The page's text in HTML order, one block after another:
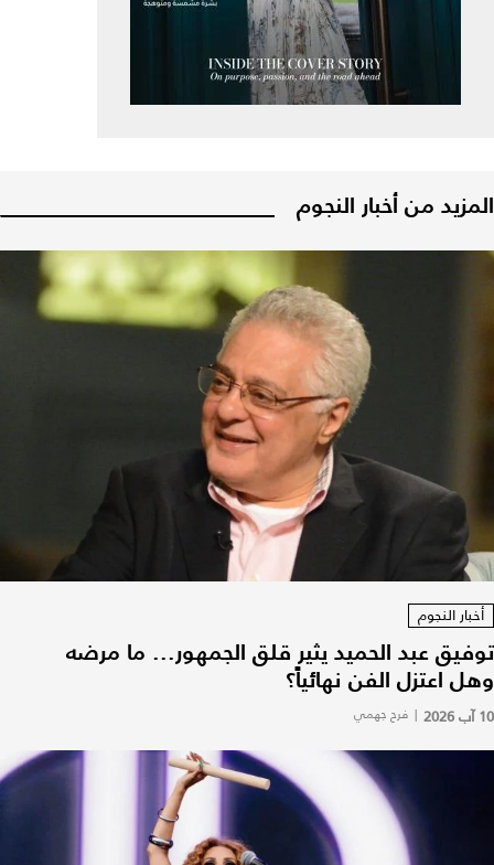
المزيد من أخبار النجوم
أخبار النجوم
توفيق عبد الحميد يثير قلق الجمهور... ما مرضه
وهل اعتزل الفن نهائياً؟
10 آب 2026 | فرح جهمي